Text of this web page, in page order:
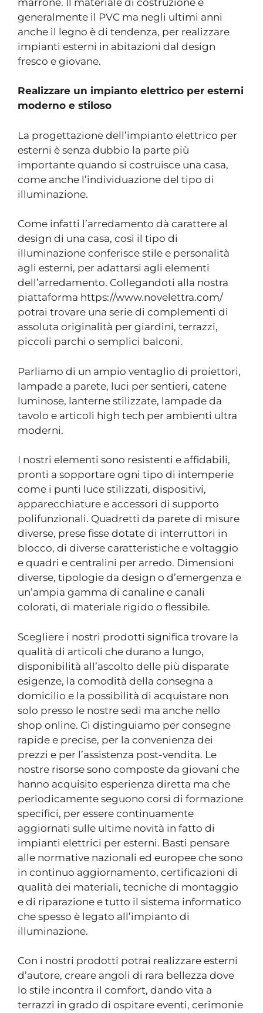
generalmente il PVC ma negli ultimi anni
anche il legno è di tendenza, per realizzare
impianti esterni in abitazioni dal design
fresco e giovane.
Realizzare un impianto elettrico per esterni
moderno e stiloso
La progettazione dell’impianto elettrico per
esterni è senza dubbio la parte più
importante quando si costruisce una casa,
come anche l’individuazione del tipo di
illuminazione.
Come infatti l’arredamento dà carattere al
design di una casa, così il tipo di
illuminazione conferisce stile e personalità
agli esterni, per adattarsi agli elementi
dell’arredamento. Collegandoti alla nostra
piattaforma https://www.novelettra.com/
potrai trovare una serie di complementi di
assoluta originalità per giardini, terrazzi,
piccoli parchi o semplici balconi.
Parliamo di un ampio ventaglio di proiettori,
lampade a parete, luci per sentieri, catene
luminose, lanterne stilizzate, lampade da
tavolo e articoli high tech per ambienti ultra
moderni.
I nostri elementi sono resistenti e affidabili,
pronti a sopportare ogni tipo di intemperie
come i punti luce stilizzati, dispositivi,
apparecchiature e accessori di supporto
polifunzionali. Quadretti da parete di misure
diverse, prese fisse dotate di interruttori in
blocco, di diverse caratteristiche e voltaggio
e quadri e centralini per arredo. Dimensioni
diverse, tipologie da design o d’emergenza e
un’ampia gamma di canaline e canali
colorati, di materiale rigido o flessibile.
Scegliere i nostri prodotti significa trovare la
qualità di articoli che durano a lungo,
disponibilità all’ascolto delle più disparate
esigenze, la comodità della consegna a
domicilio e la possibilità di acquistare non
solo presso le nostre sedi ma anche nello
shop online. Ci distinguiamo per consegne
rapide e precise, per la convenienza dei
prezzi e per l’assistenza post-vendita. Le
nostre risorse sono composte da giovani che
hanno acquisito esperienza diretta ma che
periodicamente seguono corsi di formazione
specifici, per essere continuamente
aggiornati sulle ultime novità in fatto di
impianti elettrici per esterni. Basti pensare
alle normative nazionali ed europee che sono
in continuo aggiornamento, certificazioni di
qualità dei materiali, tecniche di montaggio
e di riparazione e tutto il sistema informatico
che spesso è legato all’impianto di
illuminazione.
Con i nostri prodotti potrai realizzare esterni
d’autore, creare angoli di rara bellezza dove
lo stile incontra il comfort, dando vita a
terrazzi in grado di ospitare eventi, cerimonie